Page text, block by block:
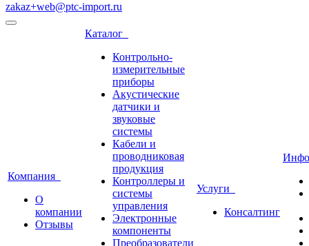
zakaz+web@ptc-import.ru
Компания
О
компании
Отзывы
Каталог
Контрольно-
измерительные
приборы
Акустические
датчики и
звуковые
системы
Кабели и
проводниковая
продукция
Контроллеры и
системы
управления
Электронные
компоненты
Преобразователи
Услуги
Консалтинг